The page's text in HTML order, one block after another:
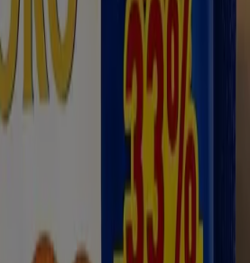
Extremadura
en Torreorgaz
de Coviran en